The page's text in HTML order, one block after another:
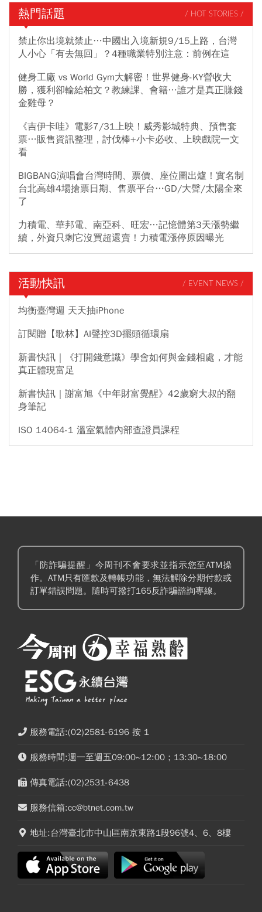
熱門話題 / HOT STORIES /
禁止你出境就禁止…中國出入境新規9/15上路，台灣
人小心「有去無回」？4種職業特別注意：前例在這
健身工廠 vs World Gym大解密！世界健身-KY營收大
勝，獲利卻輸給柏文？教練課、會籍…誰才是真正賺錢
金雞母？
《吉伊卡哇》電影7/31上映！威秀影城特典、預售套
票…販售資訊整理，討伐棒+小卡必收、上映戲院一文
看
BIGBANG演唱會台灣時間、票價、座位圖出爐！實名制
台北高雄4場搶票日期、售票平台…GD/大聲/太陽全來
了
力積電、華邦電、南亞科、旺宏…記憶體第3天漲勢繼
續，外資只剩它沒買超還賣！力積電漲停原因曝光
活動快訊 / EVENT NEWS /
均衡臺灣週 天天抽iPhone
訂閱贈【歌林】AI聲控3D擺頭循環扇
新書快訊｜《打開錢意識》學會如何與金錢相處，才能
真正體現富足
新書快訊｜謝富旭《中年財富覺醒》42歲窮大叔的翻
身筆記
ISO 14064-1 溫室氣體內部查證員課程
「防詐騙提醒」今周刊不會要求並指示您至ATM操
作。ATM只有匯款及轉帳功能，無法解除分期付款或
訂單錯誤問題。隨時可撥打165反詐騙諮詢專線。
服務電話:(02)2581-6196 按 1
服務時間:週一至週五09:00~12:00；13:30~18:00
傳真電話:(02)2531-6438
服務信箱:cc@btnet.com.tw
地址:台灣臺北市中山區南京東路1段96號4、6、8樓